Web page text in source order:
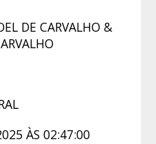
DE CARVALHO &
ÀS 02:47:00